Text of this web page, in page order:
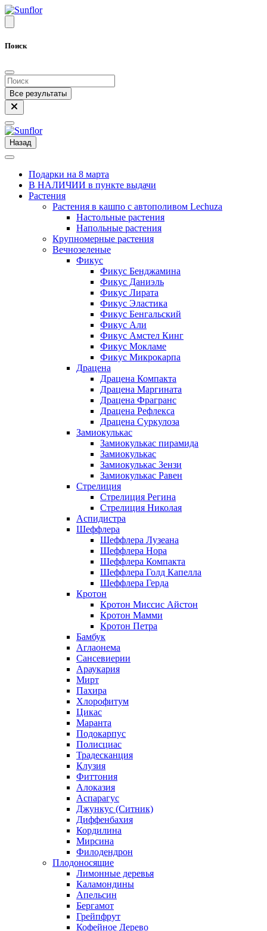
Поиск
Все результаты
Назад
Подарки на 8 марта
В НАЛИЧИИ в пункте выдачи
Растения
Растения в кашпо с автополивом Lechuza
Настольные растения
Напольные растения
Крупномерные растения
Вечнозеленые
Фикус
Фикус Бенджамина
Фикус Даниэль
Фикус Лирата
Фикус Эластика
Фикус Бенгальский
Фикус Али
Фикус Амстел Кинг
Фикус Мокламе
Фикус Микрокарпа
Драцена
Драцена Компакта
Драцена Маргината
Драцена Фрагранс
Драцена Рефлекса
Драцена Суркулоза
Замиокулькас
Замиокулькас пирамида
Замиокулькас
Замиокулькас Зензи
Замиокулькас Равен
Стрелиция
Стрелиция Регина
Стрелиция Николая
Аспидистра
Шеффлера
Шеффлера Лузеана
Шеффлера Нора
Шеффлера Компакта
Шеффлера Голд Капелла
Шеффлера Герда
Кротон
Кротон Миссис Айстон
Кротон Мамми
Кротон Петра
Бамбук
Аглаонема
Сансевиерии
Араукария
Мирт
Пахира
Хлорофитум
Цикас
Маранта
Подокарпус
Полисциас
Традесканция
Клузия
Фиттония
Алоказия
Аспарагус
Джункус (Ситник)
Диффенбахия
Кордилина
Мирсина
Филодендрон
Плодоносящие
Лимонные деревья
Каламондины
Апельсин
Бергамот
Грейпфрут
Кофейное Дерево